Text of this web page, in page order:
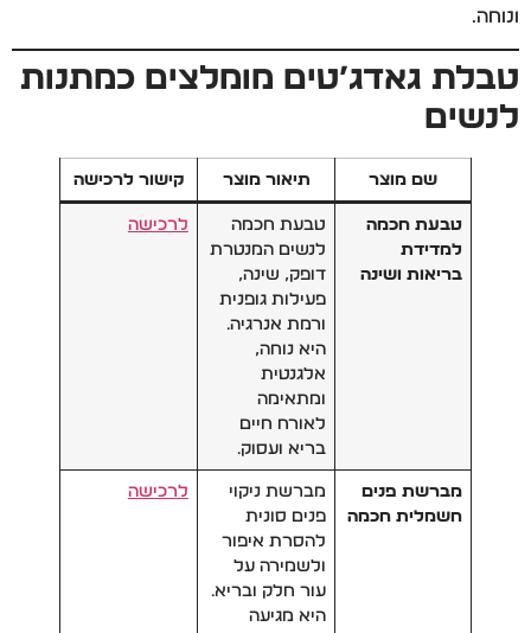
ונוחה.
טבלת גאדג’טים מומלצים כמתנות
לנשים
שם מוצר תיאור מוצר קישור לרכישה
טבעת חכמה
למדידת
בריאות ושינה
טבעת חכמה
לנשים המנטרת
דופק, שינה,
פעילות גופנית
ורמת אנרגיה.
היא נוחה,
אלגנטית
ומתאימה
לאורח חיים
בריא ועסוק.
לרכישה
מברשת פנים
חשמלית חכמה
מברשת ניקוי
פנים סונית
להסרת איפור
ולשמירה על
עור חלק ובריא.
היא מגיעה
לרכישה